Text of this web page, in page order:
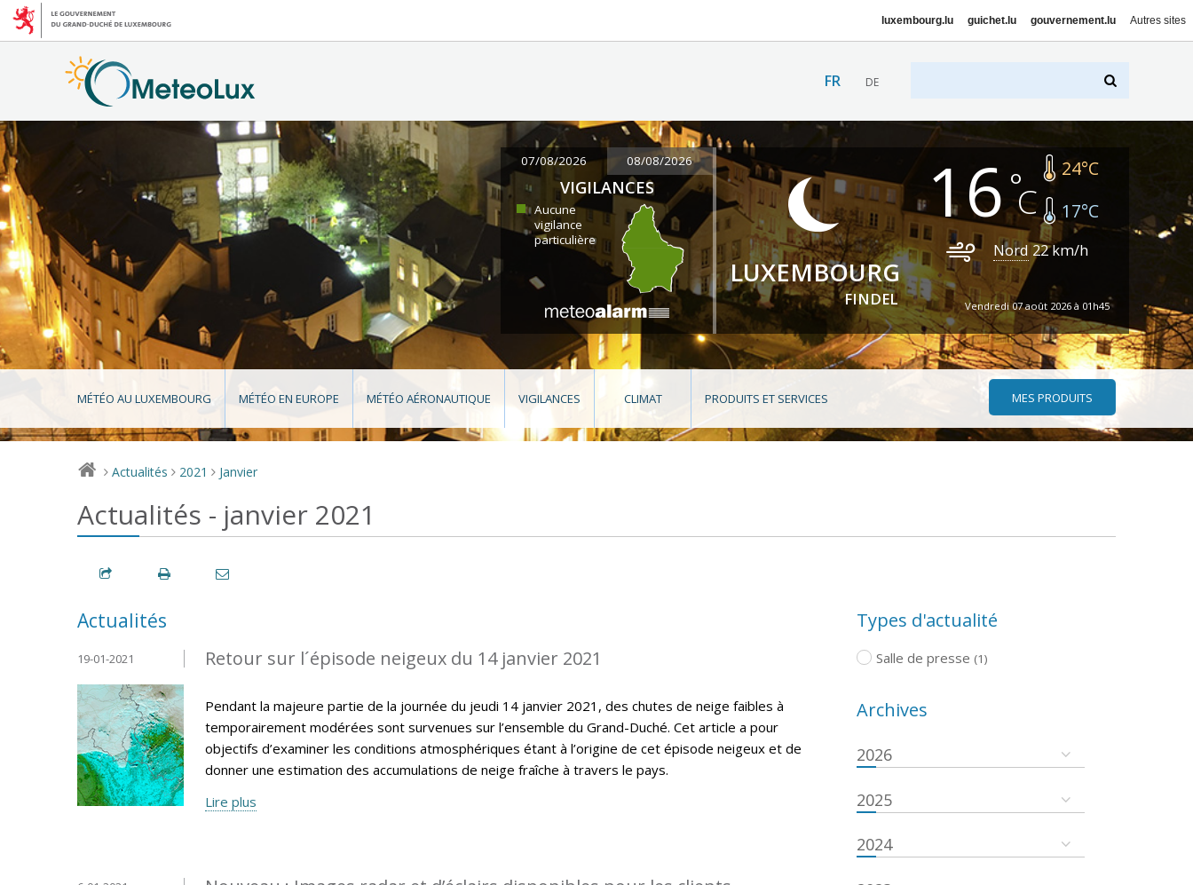
luxembourg.lu guichet.lu gouvernement.lu Autres sites
FR DE
07/08/2026 08/08/2026
VIGILANCES
Aucune
vigilance
particulière
LUXEMBOURG
FINDEL
16 24°C
17°C
Nord 22km/h
Vendredi 07 août 2026 à 01h45
MÉTÉO AU LUXEMBOURG MÉTÉO EN EUROPE MÉTÉO AÉRONAUTIQUE VIGILANCES CLIMAT PRODUITS ET SERVICES MES PRODUITS
> Actualités > 2021 > Janvier
Actualités - janvier 2021
Actualités
Retour sur l´épisode neigeux du 14 janvier 2021
19-01-2021
Pendant la majeure partie de la journée du jeudi 14 janvier 2021, des chutes de neige faibles à
temporairement modérées sont survenues sur l’ensemble du Grand-Duché. Cet article a pour
objectifs d’examiner les conditions atmosphériques étant à l’origine de cet épisode neigeux et de
donner une estimation des accumulations de neige fraîche à travers le pays.
Lire plus
Types d'actualité
Salle de presse (1)
Archives
2026
2025
2024